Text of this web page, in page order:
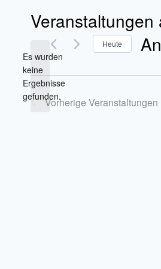
Hinweis
Es wurden
keine
Ergebnisse
gefunden.
Heute
Vorherige Veranstaltungen